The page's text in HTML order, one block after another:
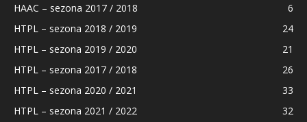
HAAC – sezona 2017 / 2018
6
HTPL – sezona 2018 / 2019
24
HTPL – sezona 2019 / 2020
21
HTPL – sezona 2017 / 2018
26
HTPL – sezona 2020 / 2021
33
HTPL – sezona 2021 / 2022
32